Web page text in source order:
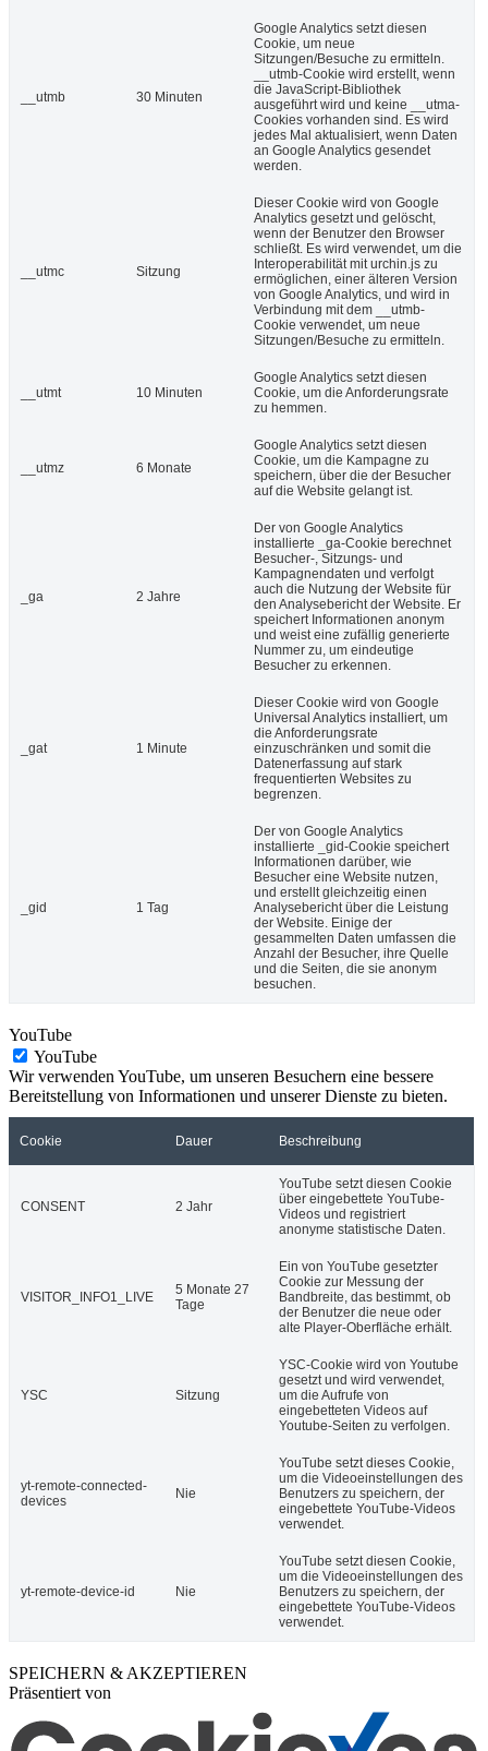
__utmb 30 Minuten
Google Analytics setzt diesen
Cookie, um neue
Sitzungen/Besuche zu ermitteln.
__utmb-Cookie wird erstellt, wenn
die JavaScript-Bibliothek
ausgeführt wird und keine __utma-
Cookies vorhanden sind. Es wird
jedes Mal aktualisiert, wenn Daten
an Google Analytics gesendet
werden.
__utmc Sitzung
Dieser Cookie wird von Google
Analytics gesetzt und gelöscht,
wenn der Benutzer den Browser
schließt. Es wird verwendet, um die
Interoperabilität mit urchin.js zu
ermöglichen, einer älteren Version
von Google Analytics, und wird in
Verbindung mit dem __utmb-
Cookie verwendet, um neue
Sitzungen/Besuche zu ermitteln.
__utmt 10 Minuten
Google Analytics setzt diesen
Cookie, um die Anforderungsrate
zu hemmen.
__utmz 6 Monate
Google Analytics setzt diesen
Cookie, um die Kampagne zu
speichern, über die der Besucher
auf die Website gelangt ist.
_ga 2 Jahre
Der von Google Analytics
installierte _ga-Cookie berechnet
Besucher-, Sitzungs- und
Kampagnendaten und verfolgt
auch die Nutzung der Website für
den Analysebericht der Website. Er
speichert Informationen anonym
und weist eine zufällig generierte
Nummer zu, um eindeutige
Besucher zu erkennen.
_gat 1 Minute
Dieser Cookie wird von Google
Universal Analytics installiert, um
die Anforderungsrate
einzuschränken und somit die
Datenerfassung auf stark
frequentierten Websites zu
begrenzen.
_gid 1 Tag
Der von Google Analytics
installierte _gid-Cookie speichert
Informationen darüber, wie
Besucher eine Website nutzen,
und erstellt gleichzeitig einen
Analysebericht über die Leistung
der Website. Einige der
gesammelten Daten umfassen die
Anzahl der Besucher, ihre Quelle
und die Seiten, die sie anonym
besuchen.
YouTube
YouTube
Wir verwenden YouTube, um unseren Besuchern eine bessere
Bereitstellung von Informationen und unserer Dienste zu bieten.
Cookie Dauer Beschreibung
CONSENT 2 Jahr
YouTube setzt diesen Cookie
über eingebettete YouTube-
Videos und registriert
anonyme statistische Daten.
VISITOR_INFO1_LIVE
5 Monate 27
Tage
Ein von YouTube gesetzter
Cookie zur Messung der
Bandbreite, das bestimmt, ob
der Benutzer die neue oder
alte Player-Oberfläche erhält.
YSC Sitzung
YSC-Cookie wird von Youtube
gesetzt und wird verwendet,
um die Aufrufe von
eingebetteten Videos auf
Youtube-Seiten zu verfolgen.
yt-remote-connected-
devices
Nie
YouTube setzt dieses Cookie,
um die Videoeinstellungen des
Benutzers zu speichern, der
eingebettete YouTube-Videos
verwendet.
yt-remote-device-id Nie
YouTube setzt diesen Cookie,
um die Videoeinstellungen des
Benutzers zu speichern, der
eingebettete YouTube-Videos
verwendet.
SPEICHERN & AKZEPTIEREN
Präsentiert von